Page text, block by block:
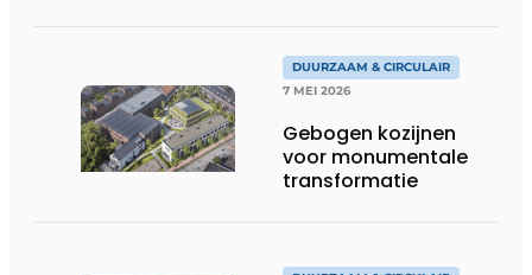
DUURZAAM & CIRCULAIR
7 MEI 2026
Gebogen kozijnen
voor monumentale
transformatie